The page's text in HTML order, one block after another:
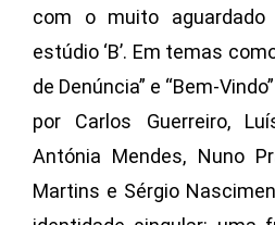
com o muito aguardado
estúdio ‘B’. Em temas
de Denúncia” e “Bem-
por Carlos Guerreiro,
Antónia Mendes, Nuno
Martins e Sérgio